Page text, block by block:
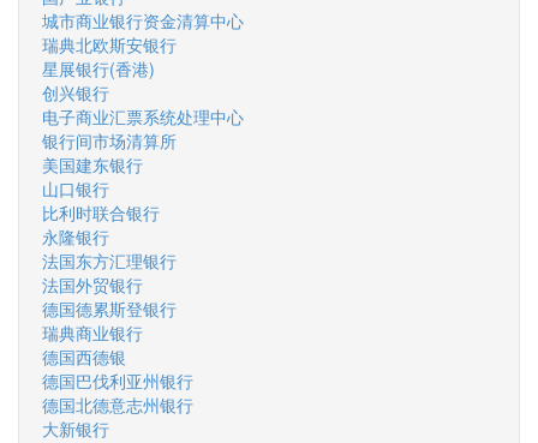
城市商业银行资金清算中心
瑞典北欧斯安银行
星展银行(香港)
创兴银行
电子商业汇票系统处理中心
银行间市场清算所
美国建东银行
山口银行
比利时联合银行
永隆银行
法国东方汇理银行
法国外贸银行
德国德累斯登银行
瑞典商业银行
德国西德银
德国巴伐利亚州银行
德国北德意志州银行
大新银行